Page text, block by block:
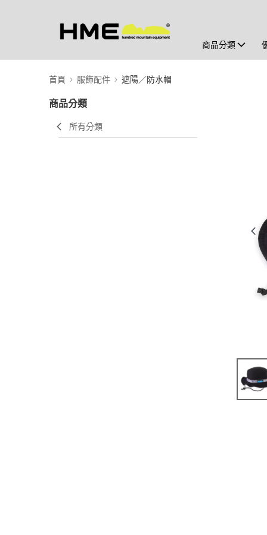
商品分類
首頁 服飾配件 遮陽／防水帽
商品分類
所有分類